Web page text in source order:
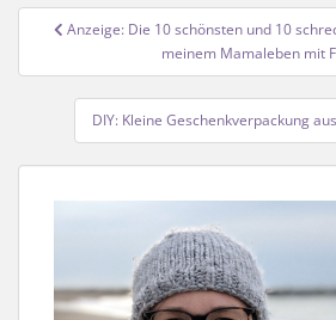
Beitragsnavigation
Anzeige: Die 10 schönsten und 10
meinem Mamaleben mit
DIY: Kleine Geschenkverpackung